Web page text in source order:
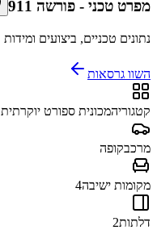
מפרט טכני - פורשה 911
נתונים טכניים, ביצועים ומידות
השוו גרסאות
קטגוריהמכונית ספורט יוקרתית
מרכבקופה
מקומות ישיבה4
דלתות2